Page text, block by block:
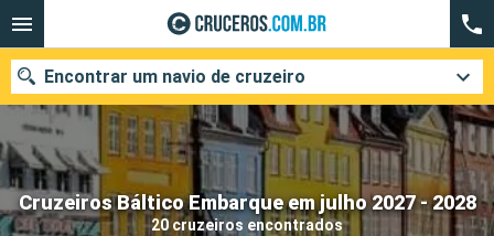
Cruzeiros Báltico Embarque em julho 2027 - 2028
20 cruzeiros encontrados
Encontrar um navio de cruzeiro
Quando ir?